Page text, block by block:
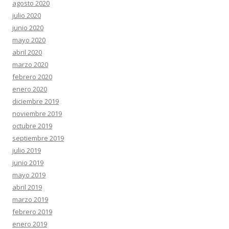
agosto 2020
julio 2020
junio 2020
mayo 2020
abril 2020
marzo 2020
febrero 2020
enero 2020
diciembre 2019
noviembre 2019
octubre 2019
septiembre 2019
julio 2019
junio 2019
mayo 2019
abril 2019
marzo 2019
febrero 2019
enero 2019